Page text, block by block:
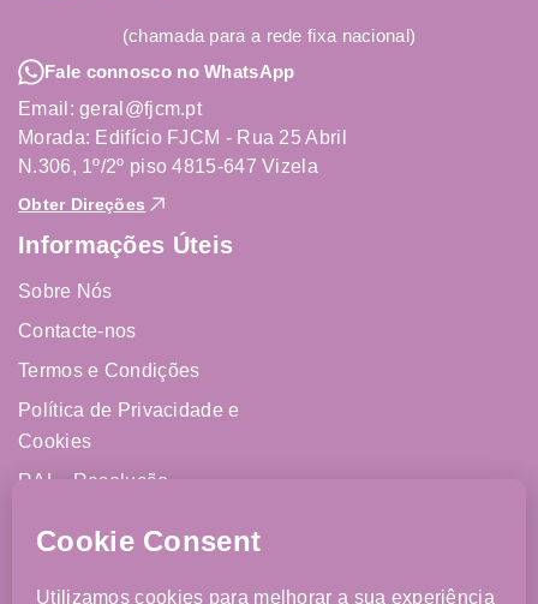
(chamada para a rede fixa nacional)
Fale connosco no WhatsApp
Email: geral@fjcm.pt
Morada: Edifício FJCM - Rua 25 Abril
N.306, 1º/2º piso 4815-647 Vizela
Obter Direções
Informações Úteis
Sobre Nós
Contacte-nos
Termos e Condições
Política de Privacidade e
Cookies
RAL - Resolução
Livro de Reclamações